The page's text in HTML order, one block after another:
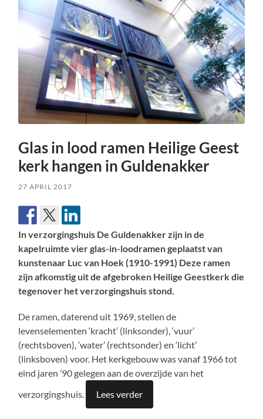
Glas in lood ramen Heilige Geest
kerk hangen in Guldenakker
27 APRIL 2017
In verzorgingshuis De Guldenakker zijn in de
kapelruimte vier glas-in-loodramen geplaatst van
kunstenaar Luc van Hoek (1910-1991) Deze ramen
zijn afkomstig uit de afgebroken Heilige Geestkerk die
tegenover het verzorgingshuis stond.
De ramen, daterend uit 1969, stellen de
levenselementen ‘kracht’ (linksonder), ‘vuur’
(rechtsboven), ‘water’ (rechtsonder) en ‘licht’
(linksboven) voor. Het kerkgebouw was vanaf 1966 tot
eind jaren ’90 gelegen aan de overzijde van het
verzorgingshuis.
Lees verder